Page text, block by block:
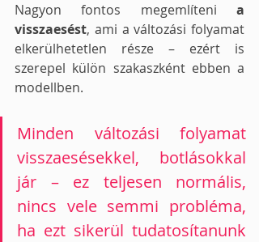
Nagyon fontos megemlíteni a
visszaesést, ami a változási folyamat
elkerülhetetlen része – ezért is
szerepel külön szakaszként ebben a
modellben.
Minden változási folyamat
visszaesésekkel, botlásokkal
jár – ez teljesen normális,
nincs vele semmi probléma,
ha ezt sikerül tudatosítanunk